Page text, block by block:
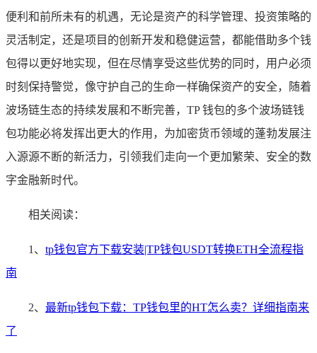
便利和前所未有的机遇，无论是资产的科学管理、投资策略的
灵活制定，还是项目的创新开发和稳健运营，都能借助多个钱
包得以更好地实现，但在尽情享受这些优势的同时，用户必须
时刻保持警觉，像守护自己的生命一样确保资产的安全，随着
波场链生态的持续发展和不断完善，TP 钱包的多个波场链钱
包功能必将发挥出更大的作用，为加密货币领域的蓬勃发展注
入源源不断的新活力，引领我们走向一个更加繁荣、安全的数
字金融新时代。
相关阅读：
1、 tp钱包官方下载安装|TP钱包USDT转换ETH全流程指
南
2、 最新tp钱包下载：TP钱包里的HT怎么卖？详细指南来
了